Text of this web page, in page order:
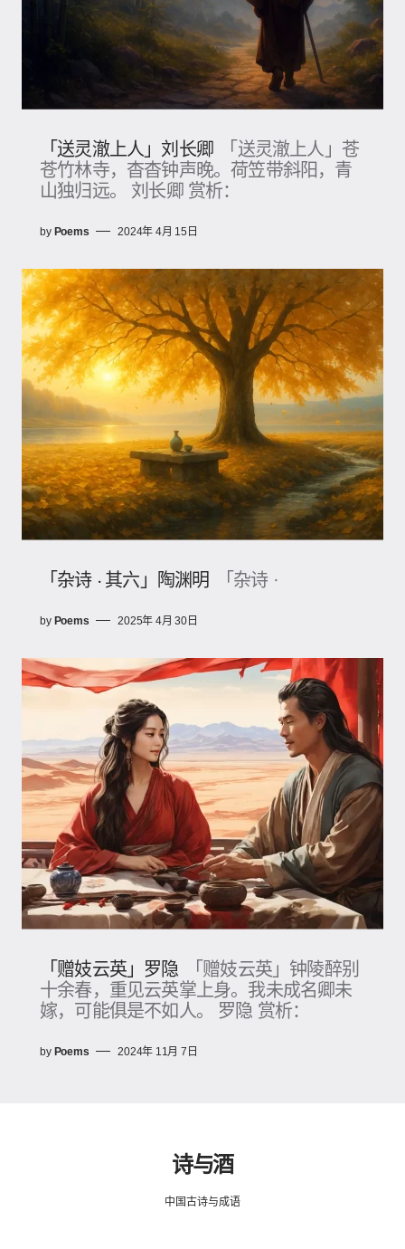
「送灵澈上人」刘长卿
「送灵澈上人」苍
苍竹林寺，杳杳钟声晚。荷笠带斜阳，青
山独归远。 刘长卿 赏析：
by Poems 2024年 4月 15日
「杂诗 · 其六」陶渊明 「杂诗 ·
by Poems 2025年 4月 30日
「赠妓云英」罗隐
「赠妓云英」钟陵醉别
十余春，重见云英掌上身。我未成名卿未
嫁，可能俱是不如人。 罗隐 赏析：
by Poems 2024年 11月 7日
诗与酒
中国古诗与成语